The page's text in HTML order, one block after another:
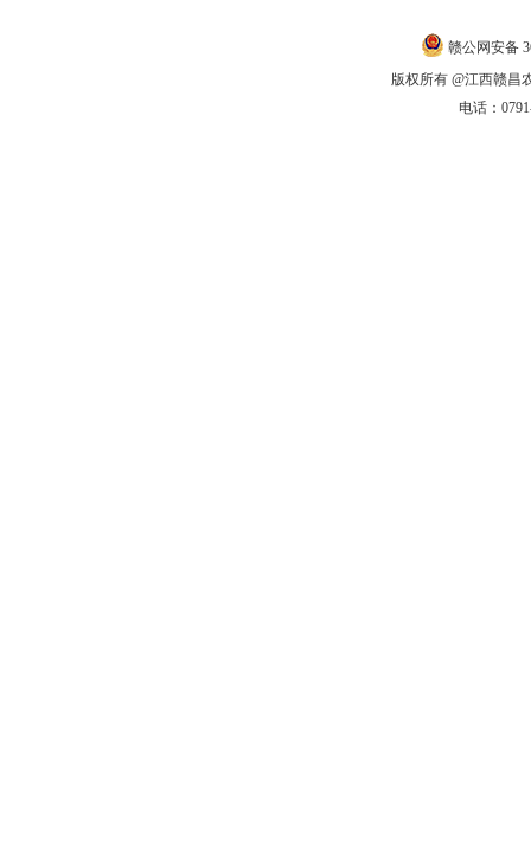
赣公网安备
版权所有 @江西赣昌
电话：